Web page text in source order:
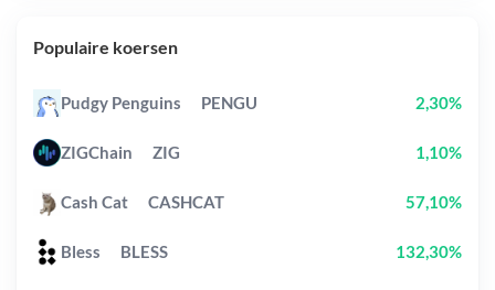
Populaire koersen
Pudgy Penguins PENGU 2,30%
ZIGChain ZIG 1,10%
Cash Cat CASHCAT 57,10%
Bless BLESS 132,30%